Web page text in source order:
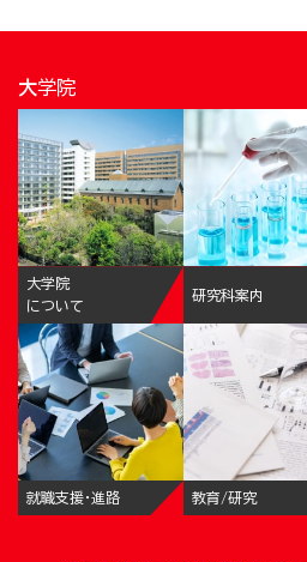
大学院
大学院
について
研究科案内
就職支援・進路 教育/研究